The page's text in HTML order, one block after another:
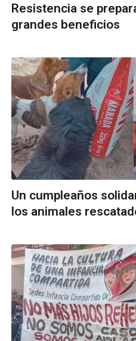
Resistencia se
grandes beneficios
Un cumpleaños
los animales